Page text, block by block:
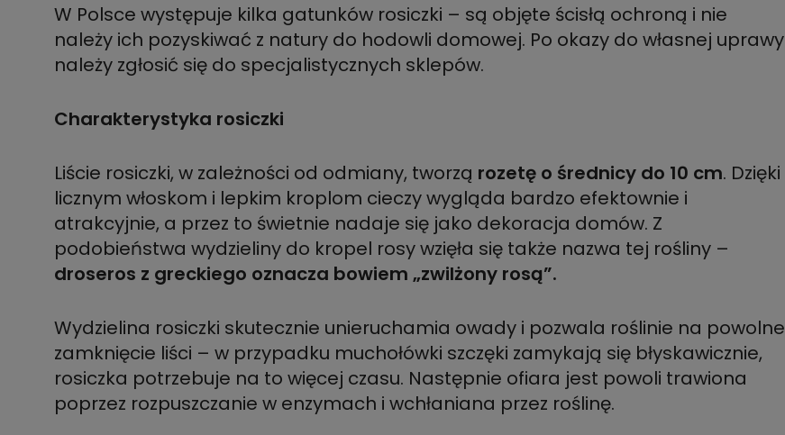
W Polsce występuje kilka gatunków rosiczki – są objęte ścisłą ochroną i nie
należy ich pozyskiwać z natury do hodowli domowej. Po okazy do własnej uprawy
należy zgłosić się do specjalistycznych sklepów.
Charakterystyka rosiczki
Liście rosiczki, w zależności od odmiany, tworzą rozetę o średnicy do 10 cm. Dzięki
licznym włoskom i lepkim kroplom cieczy wygląda bardzo efektownie i
atrakcyjnie, a przez to świetnie nadaje się jako dekoracja domów. Z
podobieństwa wydzieliny do kropel rosy wzięła się także nazwa tej rośliny –
droseros z greckiego oznacza bowiem „zwilżony rosą”.
Wydzielina rosiczki skutecznie unieruchamia owady i pozwala roślinie na powolne
zamknięcie liści – w przypadku muchołówki szczęki zamykają się błyskawicznie,
rosiczka potrzebuje na to więcej czasu. Następnie ofiara jest powoli trawiona
poprzez rozpuszczanie w enzymach i wchłaniana przez roślinę.